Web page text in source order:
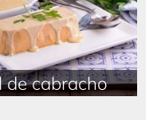
de cabracho